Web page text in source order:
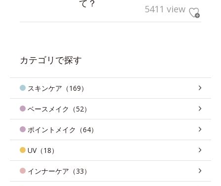
て？ 5411 view
カテゴリで探す
スキンケア（169）
ベースメイク（52）
ポイントメイク（64）
UV（18）
インナーケア（33）